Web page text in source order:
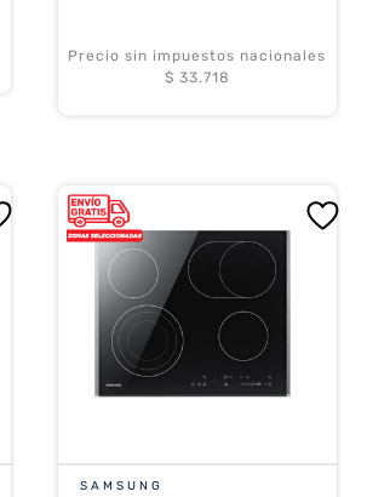
Precio sin impuestos nacionales
$ 33.718
SAMSUNG